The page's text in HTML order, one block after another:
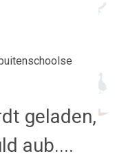
geladen,
aub....